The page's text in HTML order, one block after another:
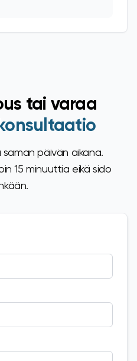
tai varaa
päivän aikana.
15 minuuttia eikä sido